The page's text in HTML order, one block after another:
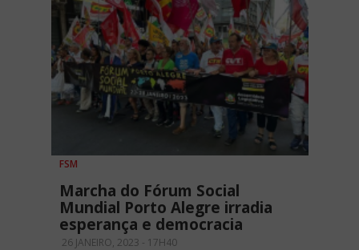
FSM
Marcha do Fórum Social
Mundial Porto Alegre irradia
esperança e democracia
26 JANEIRO, 2023 - 17H40